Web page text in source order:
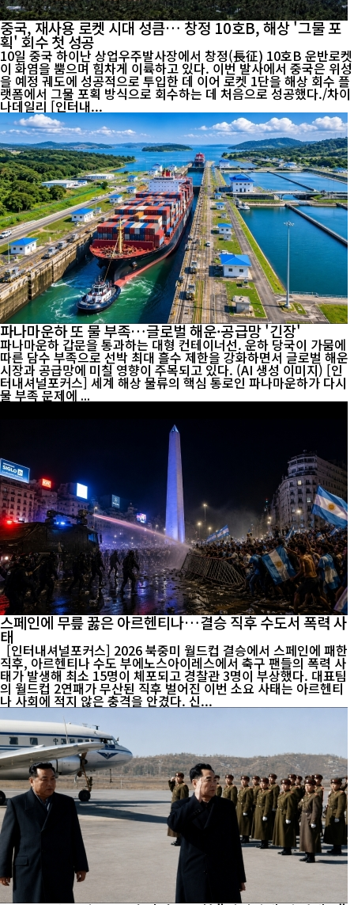
중국, 재사용 로켓 시대 성큼… 창정 10호B, 해상 '그물 포
획' 회수 첫 성공
10일 중국 하이난 상업우주발사장에서 창정(長征) 10호B 운반로켓
이 화염을 뿜으며 힘차게 이륙하고 있다. 이번 발사에서 중국은 위성
을 예정 궤도에 성공적으로 투입한 데 이어 로켓 1단을 해상 회수 플
랫폼에서 그물 포획 방식으로 회수하는 데 처음으로 성공했다./차이
나데일리 [인터내...
파나마운하 또 물 부족…글로벌 해운·공급망 '긴장'
파나마운하 갑문을 통과하는 대형 컨테이너선. 운하 당국이 가뭄에
따른 담수 부족으로 선박 최대 흘수 제한을 강화하면서 글로벌 해운
시장과 공급망에 미칠 영향이 주목되고 있다. (AI 생성 이미지) [인
터내셔널포커스] 세계 해상 물류의 핵심 통로인 파나마운하가 다시
물 부족 문제에 ...
스페인에 무릎 꿇은 아르헨티나…결승 직후 수도서 폭력 사
태
[인터내셔널포커스] 2026 북중미 월드컵 결승에서 스페인에 패한
직후, 아르헨티나 수도 부에노스아이레스에서 축구 팬들의 폭력 사
태가 발생해 최소 15명이 체포되고 경찰관 3명이 부상했다. 대표팀
의 월드컵 2연패가 무산된 직후 벌어진 이번 소요 사태는 아르헨티
나 사회에 적지 않은 충격을 안겼다. 신...